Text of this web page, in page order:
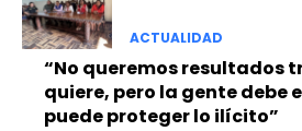
ACTUALIDAD
“No queremos resultados
quiere, pero la gente debe
puede proteger lo ilícito”